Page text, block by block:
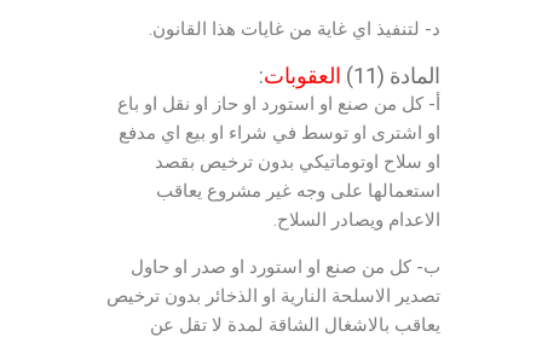
د- لتنفيذ اي غاية من غايات هذا القانون.
المادة (11) العقوبات:
أ- كل من صنع او استورد او حاز او نقل او باع
او اشترى او توسط في شراء او بيع اي مدفع
او سلاح اوتوماتيكي بدون ترخيص بقصد
استعمالها على وجه غير مشروع يعاقب
الاعدام ويصادر السلاح.
ب- كل من صنع او استورد او صدر او حاول
تصدير الاسلحة النارية او الذخائر بدون ترخيص
يعاقب بالاشغال الشاقة لمدة لا تقل عن